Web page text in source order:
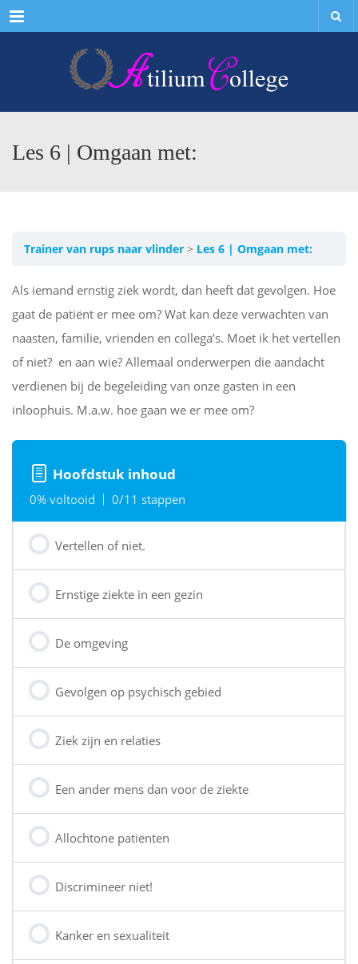
Menu
Les 6 | Omgaan met:
Trainer van rups naar vlinder Les 6 | Omgaan met:
Als iemand ernstig ziek wordt, dan heeft dat gevolgen. Hoe
gaat de patiënt er mee om? Wat kan deze verwachten van
naasten, familie, vrienden en collega’s. Moet ik het vertellen
of niet? en aan wie? Allemaal onderwerpen die aandacht
verdienen bij de begeleiding van onze gasten in een
inloophuis. M.a.w. hoe gaan we er mee om?
Hoofdstuk inhoud
0% voltooid 0/11 stappen
Vertellen of niet.
Ernstige ziekte in een gezin
De omgeving
Gevolgen op psychisch gebied
Ziek zijn en relaties
Een ander mens dan voor de ziekte
Allochtone patiënten
Discrimineer niet!
Kanker en sexualiteit